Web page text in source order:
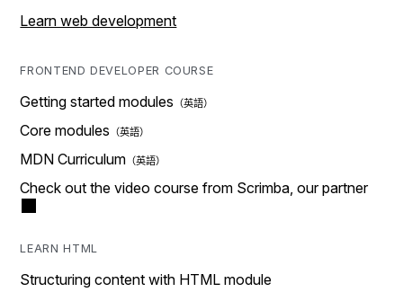
Learn web development
FRONTEND DEVELOPER COURSE
Getting started modules
Core modules
MDN Curriculum
Check out the video course from Scrimba, our partner
LEARN HTML
Structuring content with HTML module